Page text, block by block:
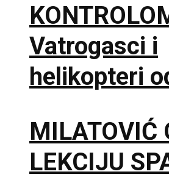
Vatrogasci i
helikopteri
noći
MILATOVIĆ
LEKCIJU